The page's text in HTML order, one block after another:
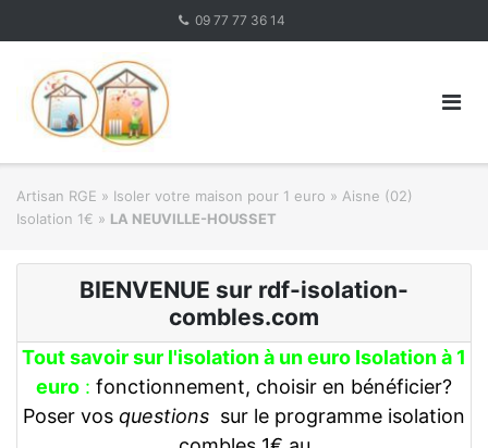
09 77 77 36 14
Artisan RGE » Isoler votre maison pour 1 euro » Aisne (02)
Isolation 1€ » LA NEUVILLE-HOUSSET
BIENVENUE sur rdf-isolation-
combles.com
Tout savoir sur l'isolation à un euro Isolation à 1
euro : fonctionnement, choisir en bénéficier?
Poser vos questions sur le programme isolation